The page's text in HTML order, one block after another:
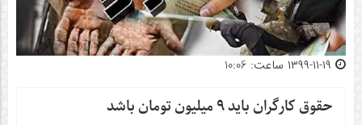
حقوق کارگران باید ۹ میلیون تومان باشد